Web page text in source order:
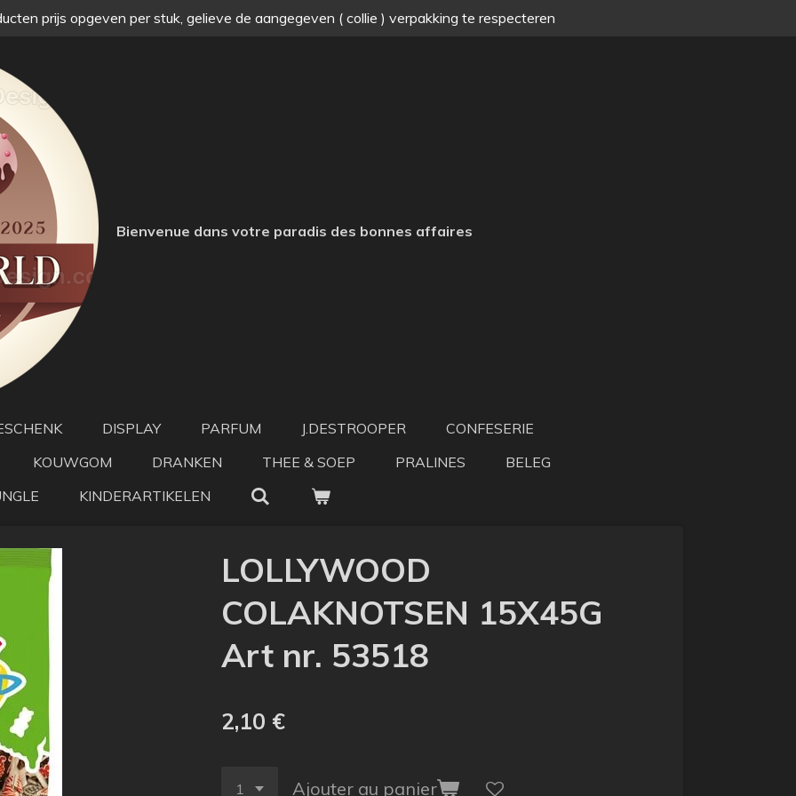
prijs opgeven per stuk, gelieve de aangegeven ( collie ) verpakking te respecteren
Bienvenue dans votre paradis des bonnes affaires
DISPLAY PARFUM J.DESTROOPER
CONFESERIE
KOUWGOM DRANKEN THEE & SOEP PRALINES
BELEG
KINDERARTIKELEN
LOLLYWOOD
COLAKNOTSEN 15X45G
Art nr. 53518
2,10 €
Ajouter au panier